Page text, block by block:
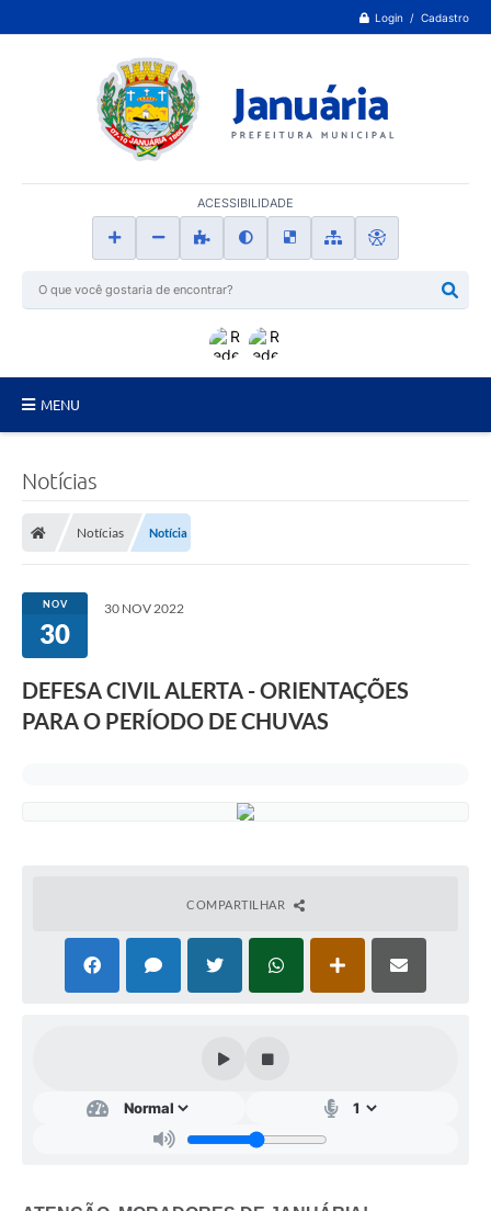
Login / Cadastro
ACESSIBILIDADE
MENU
Secretarias
Tributos
Contratos
Ouvidoria
Galeria de Vídeos
Notícias
Notícias Notícia
NOV
30
30 NOV 2022
DEFESA CIVIL ALERTA - ORIENTAÇÕES
PARA O PERÍODO DE CHUVAS
COMPARTILHAR